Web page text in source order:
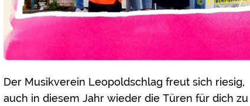
Der Musikverein Leopoldschlag freut sich riesig,
auch in diesem Jahr wieder die Türen für dich zu